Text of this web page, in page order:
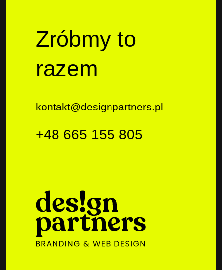
Zróbmy to
razem
kontakt@designpartners.pl
+48 665 155 805